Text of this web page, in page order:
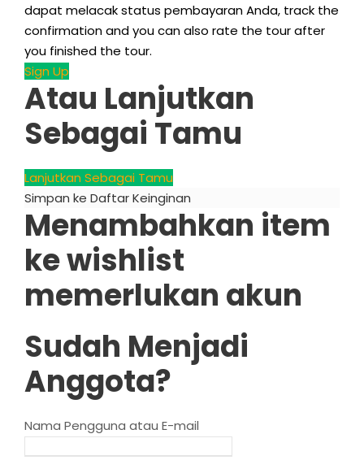
dapat melacak status pembayaran Anda, track the
confirmation and you can also rate the tour after
you finished the tour.
Sign Up
Atau Lanjutkan
Sebagai Tamu
Lanjutkan Sebagai Tamu
Simpan ke Daftar Keinginan
Menambahkan item
ke wishlist
memerlukan akun
Sudah Menjadi
Anggota?
Nama Pengguna atau E-mail